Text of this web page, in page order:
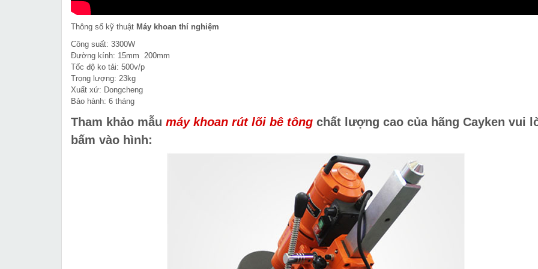
Thông số kỹ thuật Máy khoan thí nghiệm
Công suất: 3300W
Đường kính: 15mm 200mm
Tốc độ ko tải: 500v/p
Trọng lượng: 23kg
Xuất xứ: Dongcheng
Bảo hành: 6 tháng
Tham khảo mẫu máy khoan rút lõi bê tông chất lượng cao của hãng Cayken vui
bấm vào hình: